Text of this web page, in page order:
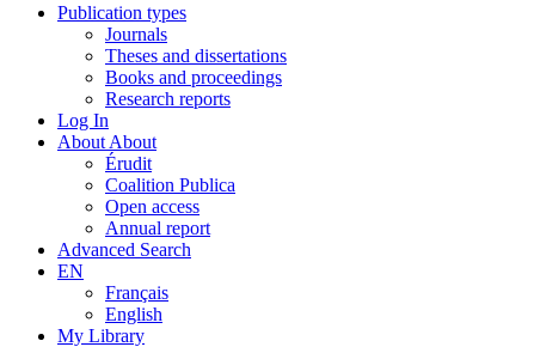
Publication types
Journals
Theses and dissertations
Books and proceedings
Research reports
Log In
About About
Érudit
Coalition Publica
Open access
Annual report
Advanced Search
EN
Français
English
My Library